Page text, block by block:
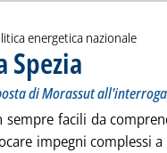
energetica nazionale
Spezia
di Morassut
sempre facili da
impegni complessi